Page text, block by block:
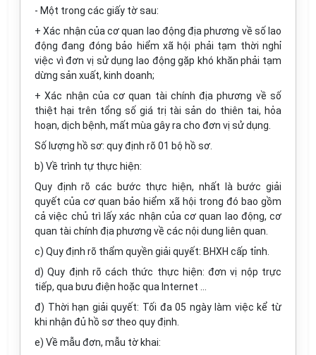
- Một trong các giấy tờ sau:
+ Xác nhận của cơ quan lao động địa phương về số lao
động đang đóng bảo hiểm xã hội phải tạm thời nghỉ
việc vì đơn vị sử dụng lao động gặp khó khăn phải tạm
dừng sản xuất, kinh doanh;
+ Xác nhận của cơ quan tài chính địa phương về số
thiệt hại trên tổng số giá trị tài sản do thiên tai, hỏa
hoạn, dịch bệnh, mất mùa gây ra cho đơn vị sử dụng.
Số lượng hồ sơ: quy định rõ 01 bộ hồ sơ.
b) Về trình tự thực hiện:
Quy định rõ các bước thực hiện, nhất là bước giải
quyết của cơ quan bảo hiểm xã hội trong đó bao gồm
cả việc chủ trì lấy xác nhận của cơ quan lao động, cơ
quan tài chính địa phương về các nội dung liên quan.
c) Quy định rõ thẩm quyền giải quyết: BHXH cấp tỉnh.
d) Quy định rõ cách thức thực hiện: đơn vị nộp trực
tiếp, qua bưu điện hoặc qua Internet …
đ) Thời hạn giải quyết: Tối đa 05 ngày làm việc kể từ
khi nhận đủ hồ sơ theo quy định.
e) Về mẫu đơn, mẫu tờ khai: